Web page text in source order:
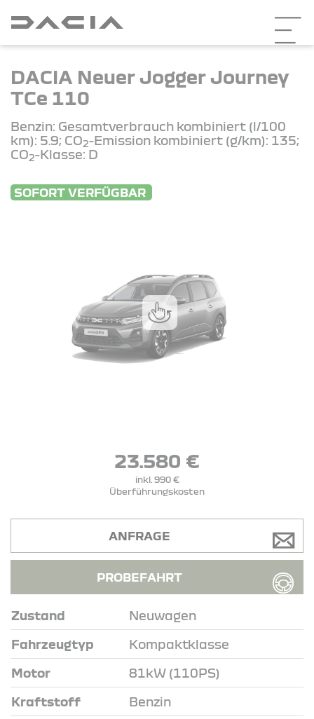
DACIA Neuer Jogger Journey
TCe 110
Benzin: Gesamtverbrauch kombiniert (l/100
km): 5.9; CO2-Emission kombiniert (g/km): 135;
CO2-Klasse: D
SOFORT VERFÜGBAR
23.580 €
inkl. 990 €
Überführungskosten
Zustand Neuwagen
Fahrzeugtyp Kompaktklasse
Motor 81kW (110PS)
Kraftstoff Benzin
ANFRAGE
PROBEFAHRT